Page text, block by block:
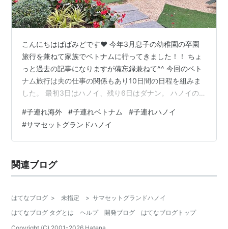
こんにちはばばみどです❤︎ 今年3月息子の幼稚園の卒園
旅行を兼ねて家族でベトナムに行ってきました！！ ちょ
っと過去の記事になりますが備忘録兼ねて^^ 今回のベト
ナム旅行は夫の仕事の関係もあり10日間の日程を組みま
した。 最初3日はハノイ、残り6日はダナン。 ハノイの3
Somerset Grand Hanoi 午前早めの便ということで前日は
博多駅周辺に前泊、福岡空港から約5時間。 ノイバイ国
際空港へ到着後、空港でSIMカード等を購入してGrabで
アパートメントタイプのホテルに宿泊しましたが子連れ
で長…
#子連れ海外 #子連れベトナム #子連れハノイ
#サマセットグランドハノイ
関連ブログ
はてなブログ > 未指定 > サマセットグランドハノイ
はてなブログ タグとは
ヘルプ 開発ブログ
はてなブログトップ